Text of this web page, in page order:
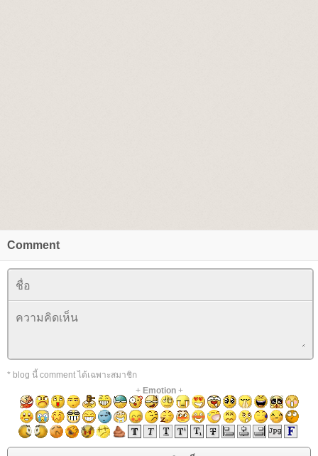
Comment
* blog นี้ comment ได้เฉพาะสมาชิก
+ Emotion+